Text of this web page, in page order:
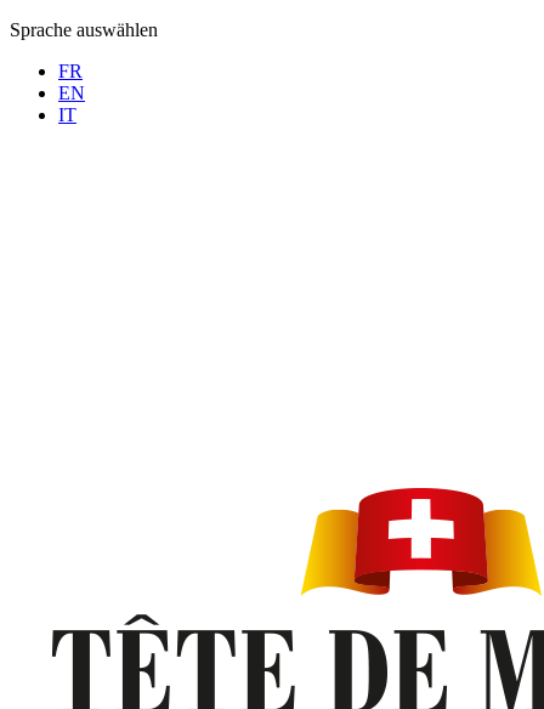
Sprache auswählen
FR
EN
IT